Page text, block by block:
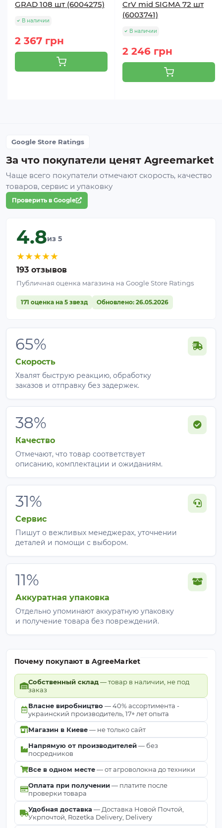
GRAD 108 шт (6004275)
В наличии
2 367 грн
CrV mid SIGMA 72 шт
(6003741)
В наличии
2 246 грн
Google Store Ratings
За что покупатели ценят Agreemarket
Чаще всего покупатели отмечают скорость, качество
товаров, сервис и упаковку
Проверить в Google
4.8из 5
★★★★★
193 отзывов
Публичная оценка магазина на Google Store Ratings
171 оценка на 5 звезд Обновлено: 26.05.2026
65%
Скорость
Хвалят быструю реакцию, обработку
заказов и отправку без задержек.
38%
Качество
Отмечают, что товар соответствует
описанию, комплектации и ожиданиям.
31%
Сервис
Пишут о вежливых менеджерах, уточнении
деталей и помощи с выбором.
11%
Аккуратная упаковка
Отдельно упоминают аккуратную упаковку
и получение товара без повреждений.
Почему покупают в AgreeMarket
Собственный склад— товар в наличии, не под
заказ
Власне виробництво — 40% ассортимента -
украинский производитель, 17+ лет опыта
Магазин в Киеве— не только сайт
Напрямую от производителей— без
посредников
Все в одном месте— от агроволокна до техники
Оплата при получении— платите после
проверки товара
Удобная доставка — Доставка Новой Почтой,
Укрпочтой, Rozetka Delivery, Delivery